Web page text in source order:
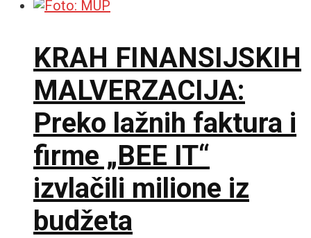
KRAH FINANSIJSKIH
MALVERZACIJA:
Preko lažnih faktura i
firme „BEE IT“
izvlačili milione iz
budžeta